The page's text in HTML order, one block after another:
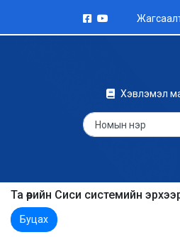
Хэвлэмэл
Та өөрийн Сиси системийн
Буцах